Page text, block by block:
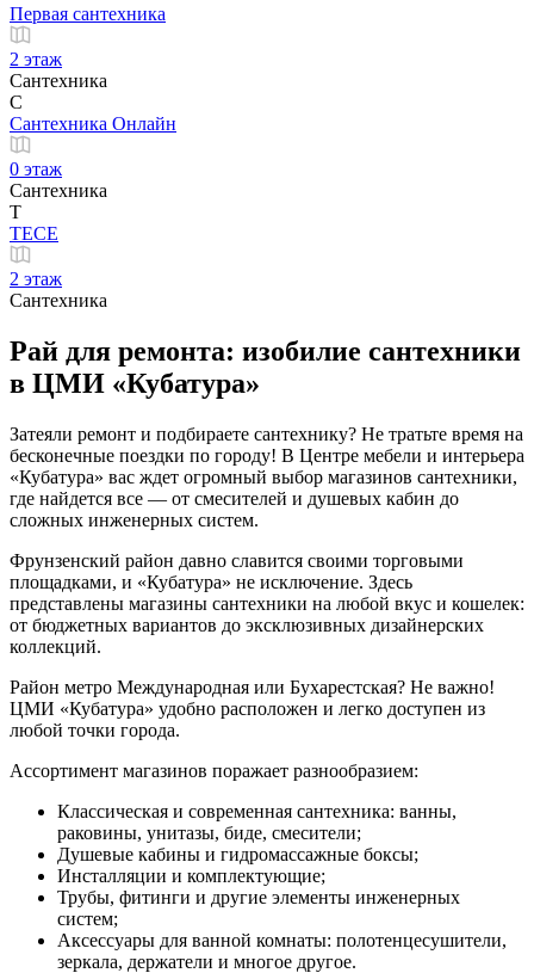
Первая сантехника
2 этаж
Сантехника
С
Сантехника Онлайн
0 этаж
Сантехника
Т
ТЕСЕ
2 этаж
Сантехника
Рай для ремонта: изобилие сантехники
в ЦМИ «Кубатура»
Затеяли ремонт и подбираете сантехнику? Не тратьте время на
бесконечные поездки по городу! В Центре мебели и интерьера
«Кубатура» вас ждет огромный выбор магазинов сантехники,
где найдется все — от смесителей и душевых кабин до
сложных инженерных систем.
Фрунзенский район давно славится своими торговыми
площадками, и «Кубатура» не исключение. Здесь
представлены магазины сантехники на любой вкус и кошелек:
от бюджетных вариантов до эксклюзивных дизайнерских
коллекций.
Район метро Международная или Бухарестская? Не важно!
ЦМИ «Кубатура» удобно расположен и легко доступен из
любой точки города.
Ассортимент магазинов поражает разнообразием:
Классическая и современная сантехника: ванны,
раковины, унитазы, биде, смесители;
Душевые кабины и гидромассажные боксы;
Инсталляции и комплектующие;
Трубы, фитинги и другие элементы инженерных
систем;
Аксессуары для ванной комнаты: полотенцесушители,
зеркала, держатели и многое другое.